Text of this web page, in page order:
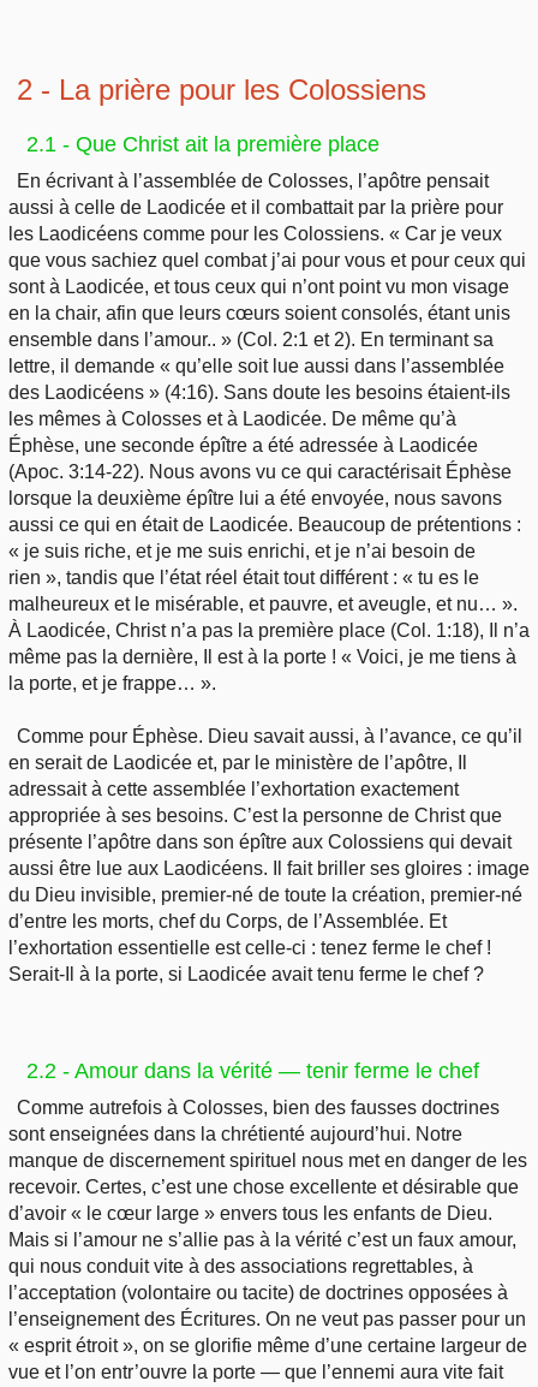
2 - La prière pour les Colossiens
2.1 - Que Christ ait la première place
En écrivant à l’assemblée de Colosses, l’apôtre pensait
aussi à celle de Laodicée et il combattait par la prière pour
les Laodicéens comme pour les Colossiens. « Car je veux
que vous sachiez quel combat j’ai pour vous et pour ceux qui
sont à Laodicée, et tous ceux qui n’ont point vu mon visage
en la chair, afin que leurs cœurs soient consolés, étant unis
ensemble dans l’amour.. » (Col. 2:1 et 2). En terminant sa
lettre, il demande « qu’elle soit lue aussi dans l’assemblée
des Laodicéens » (4:16). Sans doute les besoins étaient-ils
les mêmes à Colosses et à Laodicée. De même qu’à
Éphèse, une seconde épître a été adressée à Laodicée
(Apoc. 3:14-22). Nous avons vu ce qui caractérisait Éphèse
lorsque la deuxième épître lui a été envoyée, nous savons
aussi ce qui en était de Laodicée. Beaucoup de prétentions :
« je suis riche, et je me suis enrichi, et je n’ai besoin de
rien », tandis que l’état réel était tout différent : « tu es le
malheureux et le misérable, et pauvre, et aveugle, et nu… ».
À Laodicée, Christ n’a pas la première place (Col. 1:18), Il n’a
même pas la dernière, Il est à la porte ! « Voici, je me tiens à
la porte, et je frappe… ».
Comme pour Éphèse. Dieu savait aussi, à l’avance, ce qu’il
en serait de Laodicée et, par le ministère de l’apôtre, Il
adressait à cette assemblée l’exhortation exactement
appropriée à ses besoins. C’est la personne de Christ que
présente l’apôtre dans son épître aux Colossiens qui devait
aussi être lue aux Laodicéens. Il fait briller ses gloires : image
du Dieu invisible, premier-né de toute la création, premier-né
d’entre les morts, chef du Corps, de l’Assemblée. Et
l’exhortation essentielle est celle-ci : tenez ferme le chef !
Serait-Il à la porte, si Laodicée avait tenu ferme le chef ?
2.2 - Amour dans la vérité — tenir ferme le chef
Comme autrefois à Colosses, bien des fausses doctrines
sont enseignées dans la chrétienté aujourd’hui. Notre
manque de discernement spirituel nous met en danger de les
recevoir. Certes, c’est une chose excellente et désirable que
d’avoir « le cœur large » envers tous les enfants de Dieu.
Mais si l’amour ne s’allie pas à la vérité c’est un faux amour,
qui nous conduit vite à des associations regrettables, à
l’acceptation (volontaire ou tacite) de doctrines opposées à
l’enseignement des Écritures. On ne veut pas passer pour un
« esprit étroit », on se glorifie même d’une certaine largeur de
vue et l’on entr’ouvre la porte — que l’ennemi aura vite fait